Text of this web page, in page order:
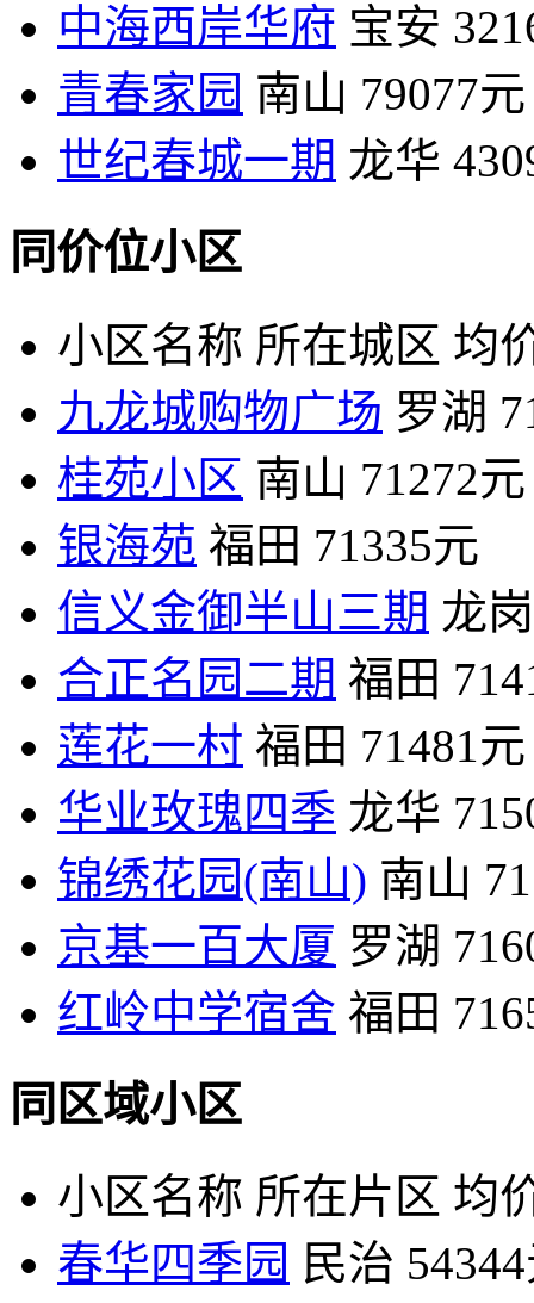
中海西岸华府 宝安
青春家园 南山 79077元
世纪春城一期 龙华
同价位小区
小区名称 所在城区 均
九龙城购物广场 罗湖
桂苑小区 南山 71272元
银海苑 福田 71335元
信义金御半山三期 龙岗
合正名园二期 福田
莲花一村 福田 71481元
华业玫瑰四季 龙华
锦绣花园(南山) 南山
京基一百大厦 罗湖
红岭中学宿舍 福田
同区域小区
小区名称 所在片区 均
春华四季园 民治